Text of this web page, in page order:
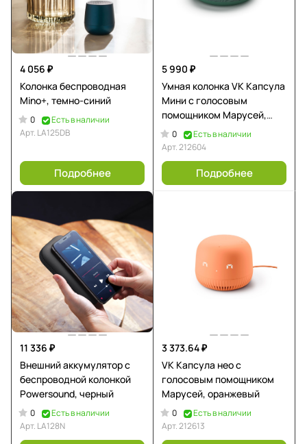
4 056 ₽
Колонка беспроводная
Mino+, темно-синий
0
Есть в наличии
Арт. LA125DB
Подробнее
5 990 ₽
Умная колонка VK Капсула
Мини с голосовым
помощником Марусей,
хвойный зеленый
0
Есть в наличии
Арт.212604
Подробнее
11 336 ₽
Внешний аккумулятор с
беспроводной колонкой
Powersound, черный
0
Есть в наличии
Арт. LA128N
3 373.64 ₽
VK Капсула нео с
голосовым помощником
Марусей, оранжевый
0
Есть в наличии
Арт.212613